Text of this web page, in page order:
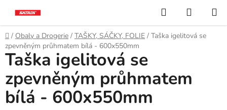
obsah
Hledat
KOŠÍK
Domů
/ Obaly a Drogerie / TAŠKY, SÁČKY, FOLIE / Taška igelitová se
zpevněným průhmatem bílá - 600x550mm
Taška igelitová se
zpevněným průhmatem
bílá - 600x550mm